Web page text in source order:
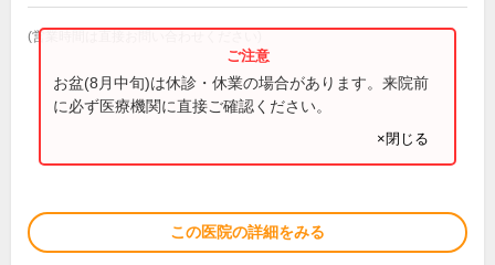
(営業時間は直接お問い合わせください)
お盆(8月中旬)は休診・休業の場合があります。来院前
に必ず医療機関に直接ご確認ください。
×閉じる
この医院の詳細をみる